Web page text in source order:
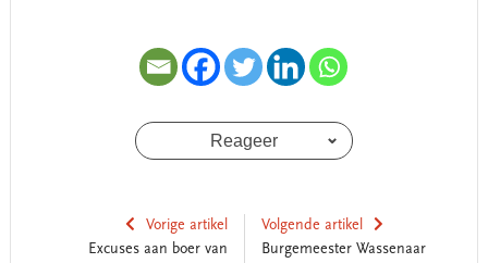
Reageer
Vorige artikel
Excuses aan boer van
Volgende artikel
Burgemeester Wassenaar